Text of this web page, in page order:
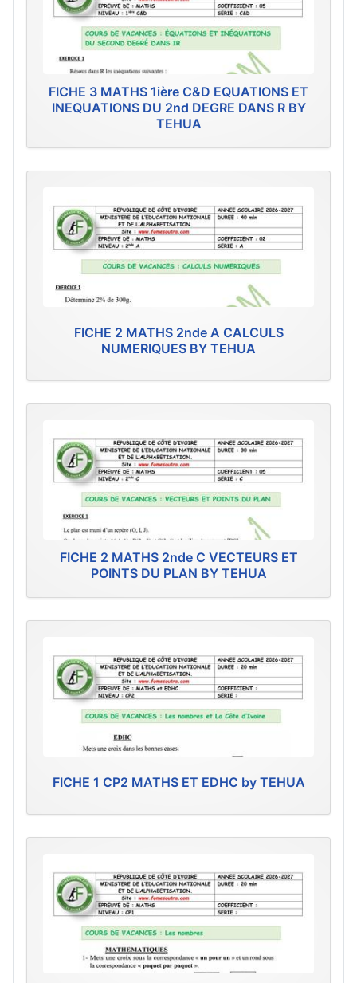
FICHE 3 MATHS 1ière C&D EQUATIONS ET
INEQUATIONS DU 2nd DEGRE DANS R BY
TEHUA
FICHE 2 MATHS 2nde A CALCULS
NUMERIQUES BY TEHUA
FICHE 2 MATHS 2nde C VECTEURS ET
POINTS DU PLAN BY TEHUA
FICHE 1 CP2 MATHS ET EDHC by TEHUA